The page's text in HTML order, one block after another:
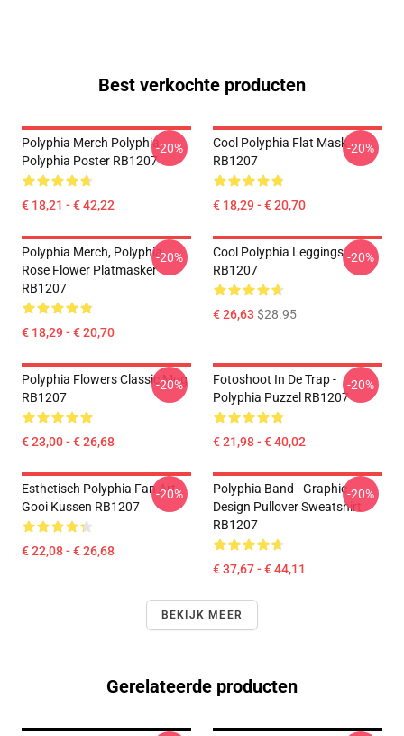
Best verkochte producten
Polyphia Merch Polyphia
Polyphia Poster RB1207
€ 18,21 - € 42,22
-20%
Cool Polyphia Flat Mask
RB1207
€ 18,29 - € 20,70
-20%
Polyphia Merch, Polyphia
Rose Flower Platmasker
RB1207
€ 18,29 - € 20,70
-20%
Cool Polyphia Leggings
RB1207
€ 26,63 $28.95
-20%
Polyphia Flowers Classic Mug
RB1207
€ 23,00 - € 26,68
-20%
Fotoshoot In De Trap -
Polyphia Puzzel RB1207
€ 21,98 - € 40,02
-20%
Esthetisch Polyphia Fan Art
Gooi Kussen RB1207
€ 22,08 - € 26,68
-20%
Polyphia Band - Graphic
Design Pullover Sweatshirt
RB1207
€ 37,67 - € 44,11
-20%
BEKIJK MEER
Gerelateerde producten